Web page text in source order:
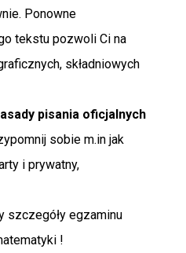
Ponowne
tekstu pozwoli Ci na
składniowych
pisania oficjalnych
sobie m.in jak
i prywatny,
szczegóły egzaminu
!